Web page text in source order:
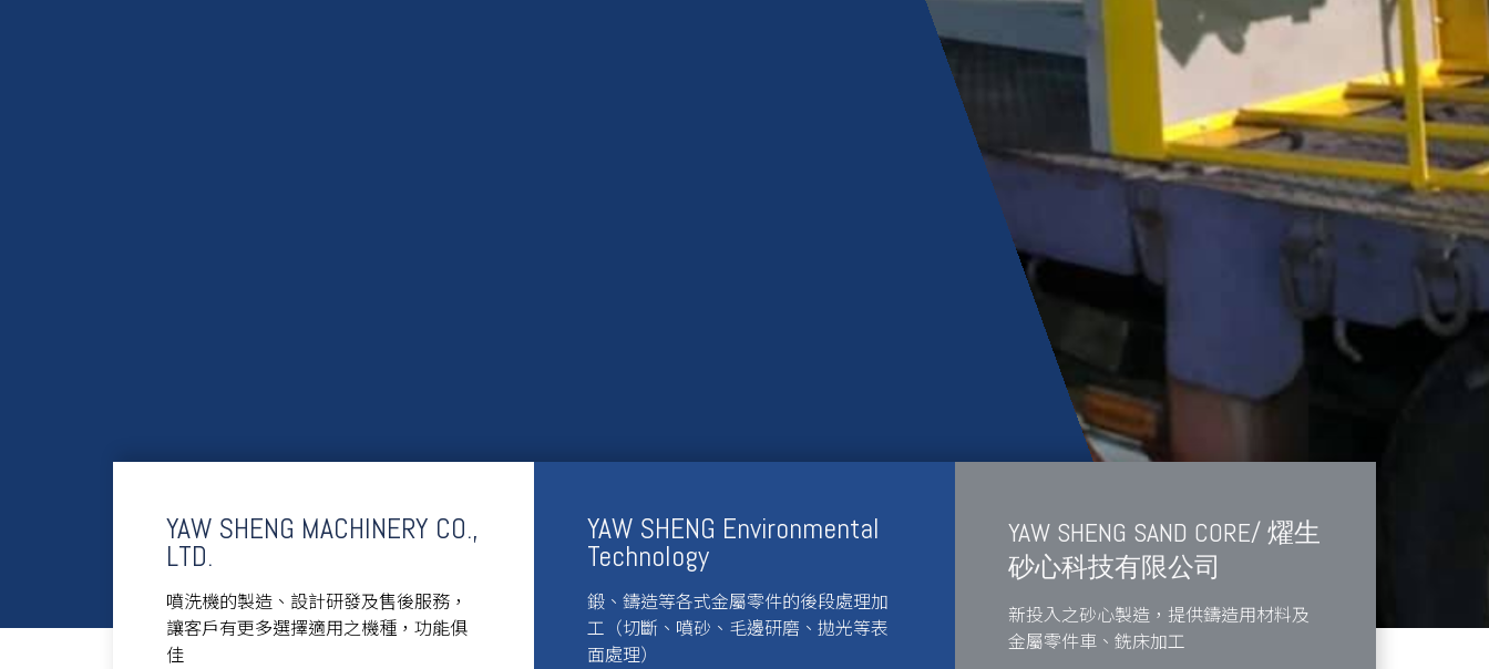
YAW SHENG MACHINERY CO.,
LTD.
噴洗機的製造、設計研發及售後服務，
讓客戶有更多選擇適用之機種，功能俱
佳
YAW SHENG Environmental
Technology
鍛、鑄造等各式金屬零件的後段處理加
工（切斷、噴砂、毛邊研磨、拋光等表
面處理）
YAW SHENG SAND CORE/ 燿生
砂心科技有限公司
新投入之砂心製造，提供鑄造用材料及
金屬零件車、銑床加工